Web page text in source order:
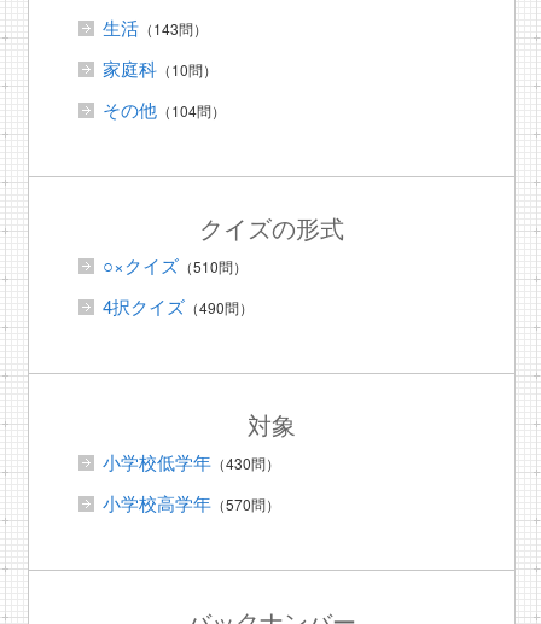
生活（143問）
家庭科（10問）
その他（104問）
クイズの形式
○×クイズ（510問）
4択クイズ（490問）
対象
小学校低学年（430問）
小学校高学年（570問）